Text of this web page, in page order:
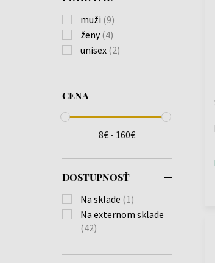
muži (9)
ženy(4)
unisex (2)
CENA
8€ - 160€
DOSTUPNOSŤ
Na sklade (1)
Na externom sklade
(42)